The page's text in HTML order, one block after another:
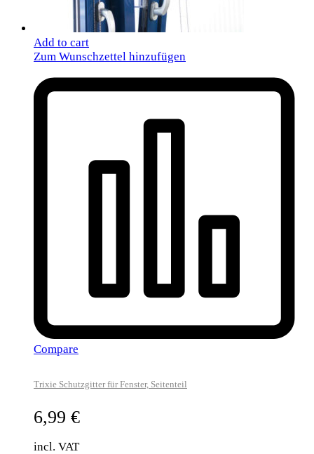
Add to cart
Zum Wunschzettel hinzufügen
Compare
Trixie Schutzgitter für Fenster, Seitenteil
6,99 €
incl. VAT